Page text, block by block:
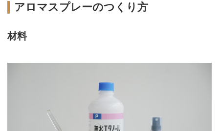
アロマスプレーのつくり方
材料